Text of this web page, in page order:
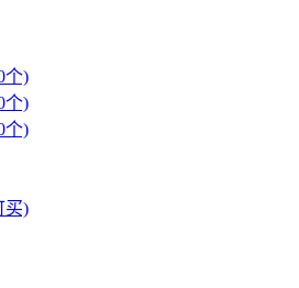
个)
个)
个)
买)